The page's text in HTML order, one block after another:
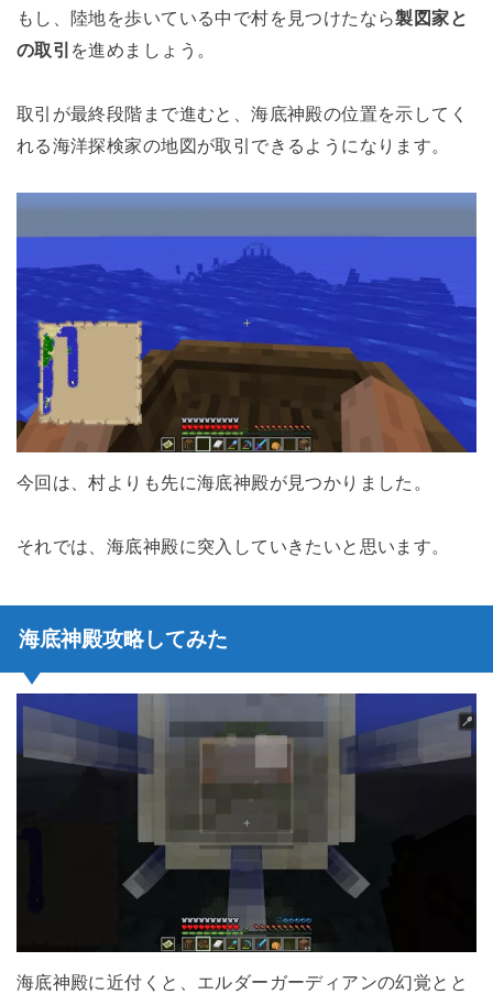
もし、陸地を歩いている中で村を見つけたなら製図家と
の取引 を進めましょう。
取引が最終段階まで進むと、海底神殿の位置を示してく
れる海洋探検家の地図が取引できるようになります。
今回は、村よりも先に海底神殿が見つかりました。
それでは、海底神殿に突入していきたいと思います。
海底神殿攻略してみた
海底神殿に近付くと、エルダーガーディアンの幻覚とと